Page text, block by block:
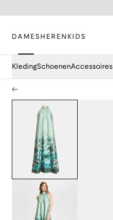
DAMES HEREN KIDS
KledingSchoenenAccessoires